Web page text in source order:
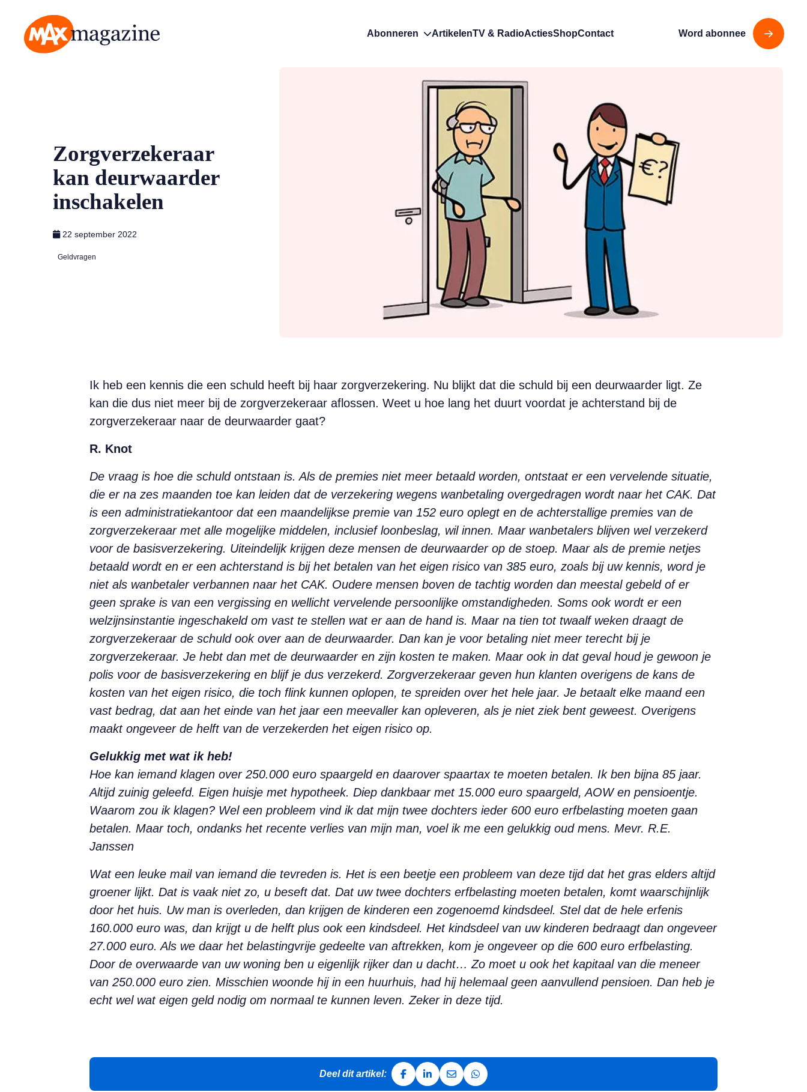
Abonneren ArtikelenTV & RadioActiesShopContact Word abonnee
Zorgverzekeraar
kan deurwaarder
inschakelen
22 september 2022
Geldvragen
Ik heb een kennis die een schuld heeft bij haar zorgverzekering. Nu blijkt dat die schuld bij een deurwaarder ligt. Ze
kan die dus niet meer bij de zorgverzekeraar aflossen. Weet u hoe lang het duurt voordat je achterstand bij de
zorgverzekeraar naar de deurwaarder gaat?
R. Knot
De vraag is hoe die schuld ontstaan is. Als de premies niet meer betaald worden, ontstaat er een vervelende situatie,
die er na zes maanden toe kan leiden dat de verzekering wegens wanbetaling overgedragen wordt naar het CAK. Dat
is een administratiekantoor dat een maandelijkse premie van 152 euro oplegt en de achterstallige premies van de
zorgverzekeraar met alle mogelijke middelen, inclusief loonbeslag, wil innen. Maar wanbetalers blijven wel verzekerd
voor de basisverzekering. Uiteindelijk krijgen deze mensen de deurwaarder op de stoep. Maar als de premie netjes
betaald wordt en er een achterstand is bij het betalen van het eigen risico van 385 euro, zoals bij uw kennis, word je
niet als wanbetaler verbannen naar het CAK. Oudere mensen boven de tachtig worden dan meestal gebeld of er
geen sprake is van een vergissing en wellicht vervelende persoonlijke omstandigheden. Soms ook wordt er een
welzijnsinstantie ingeschakeld om vast te stellen wat er aan de hand is. Maar na tien tot twaalf weken draagt de
zorgverzekeraar de schuld ook over aan de deurwaarder. Dan kan je voor betaling niet meer terecht bij je
zorgverzekeraar. Je hebt dan met de deurwaarder en zijn kosten te maken. Maar ook in dat geval houd je gewoon je
polis voor de basisverzekering en blijf je dus verzekerd. Zorgverzekeraar geven hun klanten overigens de kans de
kosten van het eigen risico, die toch flink kunnen oplopen, te spreiden over het hele jaar. Je betaalt elke maand een
vast bedrag, dat aan het einde van het jaar een meevaller kan opleveren, als je niet ziek bent geweest. Overigens
maakt ongeveer de helft van de verzekerden het eigen risico op.
Gelukkig met wat ik heb!
Hoe kan iemand klagen over 250.000 euro spaargeld en daarover spaartax te moeten betalen. Ik ben bijna 85 jaar.
Altijd zuinig geleefd. Eigen huisje met hypotheek. Diep dankbaar met 15.000 euro spaargeld, AOW en pensioentje.
Waarom zou ik klagen? Wel een probleem vind ik dat mijn twee dochters ieder 600 euro erfbelasting moeten gaan
betalen. Maar toch, ondanks het recente verlies van mijn man, voel ik me een gelukkig oud mens. Mevr. R.E.
Janssen
Wat een leuke mail van iemand die tevreden is. Het is een beetje een probleem van deze tijd dat het gras elders altijd
groener lijkt. Dat is vaak niet zo, u beseft dat. Dat uw twee dochters erfbelasting moeten betalen, komt waarschijnlijk
door het huis. Uw man is overleden, dan krijgen de kinderen een zogenoemd kindsdeel. Stel dat de hele erfenis
160.000 euro was, dan krijgt u de helft plus ook een kindsdeel. Het kindsdeel van uw kinderen bedraagt dan ongeveer
27.000 euro. Als we daar het belastingvrije gedeelte van aftrekken, kom je ongeveer op die 600 euro erfbelasting.
Door de overwaarde van uw woning ben u eigenlijk rijker dan u dacht… Zo moet u ook het kapitaal van die meneer
van 250.000 euro zien. Misschien woonde hij in een huurhuis, had hij helemaal geen aanvullend pensioen. Dan heb je
echt wel wat eigen geld nodig om normaal te kunnen leven. Zeker in deze tijd.
Deel dit artikel:
Deel op Facebook
Deel op LinkedIn
Deel via e-mail
Deel via WhatsApp